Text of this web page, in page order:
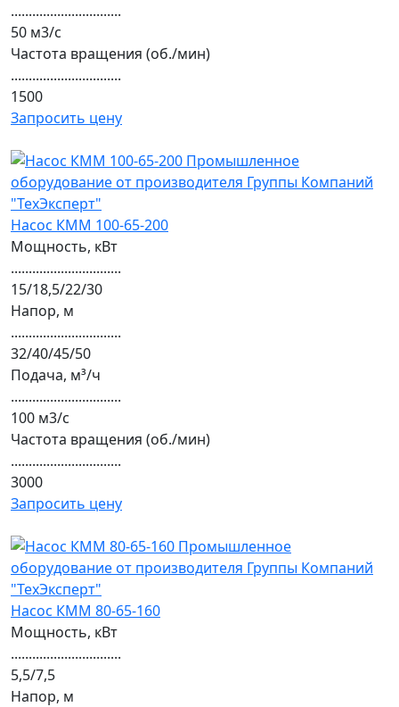
...............................
50 м3/с
Частота вращения (об./мин)
...............................
1500
Запросить цену
Насос КММ 100-65-200
Мощность, кВт
...............................
15/18,5/22/30
Напор, м
...............................
32/40/45/50
Подача, м³/ч
...............................
100 м3/с
Частота вращения (об./мин)
...............................
3000
Запросить цену
Насос КММ 80-65-160
Мощность, кВт
...............................
5,5/7,5
Напор, м